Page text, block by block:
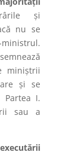
și
nu se
miniștrii
și se
Partea I.
sau a